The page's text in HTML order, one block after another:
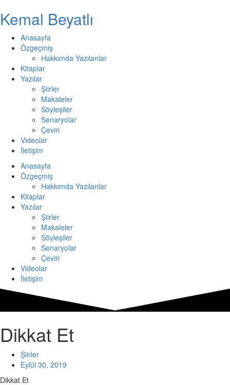
Kemal Beyatlı
Anasayfa
Özgeçmiş
Hakkımda Yazılanlar
Kitaplar
Yazılar
Şiirler
Makaleler
Söyleşiler
Senaryolar
Çeviri
Videolar
İletişim
Anasayfa
Özgeçmiş
Hakkımda Yazılanlar
Kitaplar
Yazılar
Şiirler
Makaleler
Söyleşiler
Senaryolar
Çeviri
Videolar
İletişim
Dikkat Et
Şiirler
Eylül 30, 2019
Dikkat Et